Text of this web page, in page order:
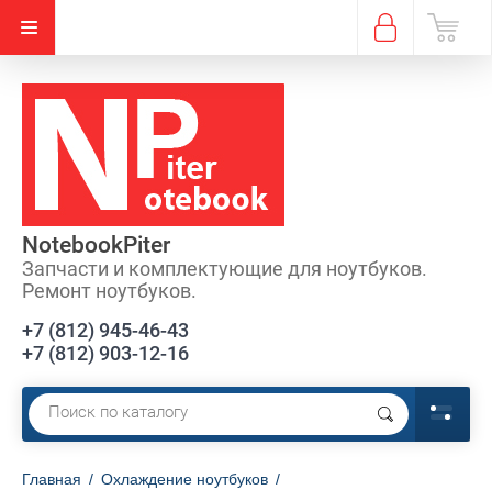
NotebookPiter
Запчасти и комплектующие для ноутбуков.
Ремонт ноутбуков.
+7 (812) 945-46-43
+7 (812) 903-12-16
Главная / Охлаждение ноутбуков /